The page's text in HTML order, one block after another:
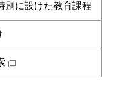
別に設けた教育課程